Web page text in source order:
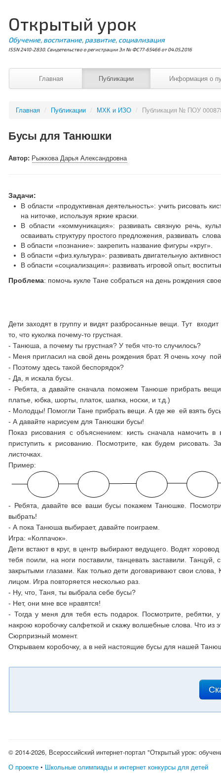
Открытый урок
Обучение, воспитание, развитие, социализация
ISSN 2410-2830. Свидетельство о регистрации Эл № ФС77-65466 от 04.05.2016
Главная Публикации Информация о
Главная / Публикации / МХК и ИЗО / Публикация № ПОУ
Бусы для Танюшки
Автор: Рыжкова Дарья Александровна
Задачи:
В области «продуктивная деятельность»: учить рисовать
на ниточке, используя яркие краски.
В области «коммуникация»: развивать связную речь,
осваивать структуру простого предложения, развивать
В области «познание»: закрепить название фигуры «круг».
В области «физ.культура»: развивать двигательную
В области «социализация»: развивать игровой опыт,
Проблема: помочь кукле Тане собраться на день рождения
Дети заходят в группу и видят разбросанные вещи. Тут
то, что куколка почему-то грустная.
- Танюша, а почему ты грустная? У тебя что-то случилось?
- Меня пригласил на свой день рождения брат. Я очень хочу
- Поэтому здесь такой беспорядок?
- Да, я искала бусы.
- Ребята, а давайте сначала поможем Танюше прибрать
платье, юбка, шорты, платок, шапка, носки, и т.д.)
- Молодцы! Помогли Тане прибрать вещи. А где же ей взять
- А давайте нарисуем для Танюшки бусы!
Показ рисования с объяснением: кисть сначала намочить
приступить к рисованию. Посмотрите, как будем рисовать.
листочках.
Пример:
- Ребята, давайте все ваши бусы покажем Танюшке.
выбрать!
- А пока Танюша выбирает, давайте поиграем.
Игра: «Колпачок».
Дети встают в круг, в центр выбирают ведущего. Водят
тебя поили, на ноги поставили, танцевать заставили.
закрытыми глазами. Как только дети договаривают свои
лицом. Игра повторяется несколько раз.
- Ну, что, Таня, ты выбрала себе бусы?
- Нет, они мне все нравятся!
- Тогда у меня для тебя есть подарок. Посмотрите,
накрою коробочку салфеткой и скажу волшебные слова. Что из
Сюрпризный момент.
Открываем коробочку, а в ней настоящие бусы для нашей
© 2014-2026, Всероссийский интернет-портал "Открытый урок:
О проекте • Школьные олимпиады и интернет конкурсы для детей